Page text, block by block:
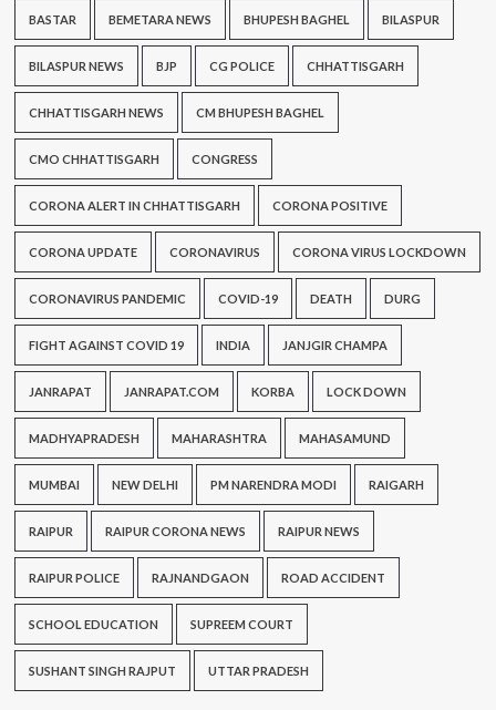
BASTAR BEMETARA NEWS BHUPESH BAGHEL BILASPUR
BILASPUR NEWS BJP CG POLICE CHHATTISGARH
CHHATTISGARH NEWS CM BHUPESH BAGHEL
CMO CHHATTISGARH CONGRESS
CORONA ALERT IN CHHATTISGARH CORONA POSITIVE
CORONA UPDATE CORONAVIRUS CORONA VIRUS LOCKDOWN
CORONAVIRUS PANDEMIC COVID-19 DEATH DURG
FIGHT AGAINST COVID 19 INDIA JANJGIR CHAMPA
JANRAPAT JANRAPAT.COM KORBA LOCK DOWN
MADHYAPRADESH MAHARASHTRA MAHASAMUND
MUMBAI NEW DELHI PM NARENDRA MODI RAIGARH
RAIPUR RAIPUR CORONA NEWS RAIPUR NEWS
RAIPUR POLICE RAJNANDGAON ROAD ACCIDENT
SCHOOL EDUCATION SUPREEM COURT
SUSHANT SINGH RAJPUT UTTAR PRADESH